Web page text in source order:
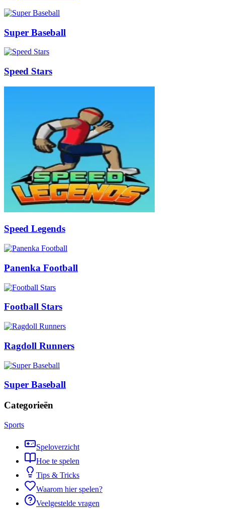
Super Baseball
Speed Stars
Speed Legends
Panenka Football
Football Stars
Ragdoll Runners
Super Baseball
Categorieën
Sports
Speloverzicht
Hoe te spelen
Tips & Tricks
Waarom hier spelen?
Veelgestelde vragen